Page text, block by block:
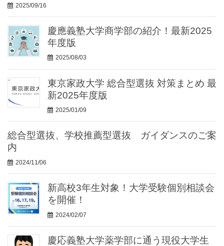
2025/09/16
慶應義塾大学商学部の紹介！最新2025
年度版
2025/08/03
東京家政大学 総合型選抜 対策まとめ 最
新2025年度版
2025/01/09
総合型選抜、学校推薦型選抜 ガイダンスのご案
内
2024/11/06
新高校3年生対象！大学受験個別相談会
を開催！
2024/02/07
慶応義塾大学薬学部に通う現役大学生